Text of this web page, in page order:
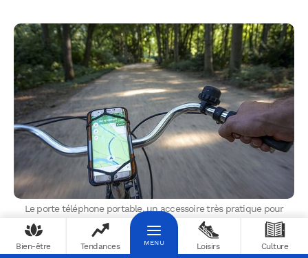
Le porte téléphone portable, un accessoire très pratique pour
disposer d’une carte, données de performances…
Crédit photo © Adobe Stock
Bien-être Tendances Loisirs Culture